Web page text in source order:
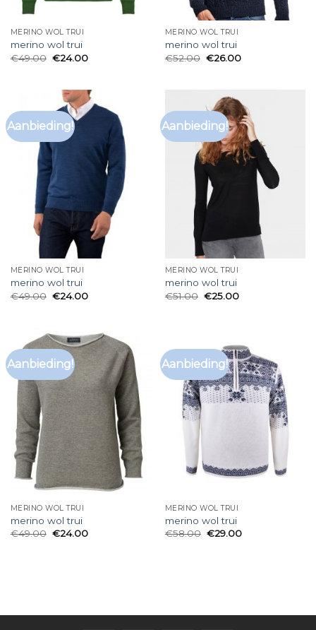
MERINO WOL TRUI
merino wol trui
€49.00 €24.00
MERINO WOL TRUI
merino wol trui
€52.00 €26.00
Aanbieding!
MERINO WOL TRUI
merino wol trui
€49.00 €24.00
Aanbieding!
MERINO WOL TRUI
merino wol trui
€51.00 €25.00
Aanbieding!
MERINO WOL TRUI
merino wol trui
€49.00 €24.00
Aanbieding!
MERINO WOL TRUI
merino wol trui
€58.00 €29.00